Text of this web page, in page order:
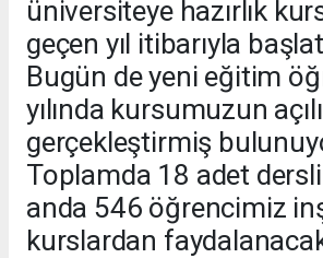
üniversiteye hazırlık
geçen yıl itibarıyla
Bugün de yeni eğitim
yılında kursumuzun
gerçekleştirmiş
Toplamda 18 adet
anda 546 öğrencimiz
kurslardan